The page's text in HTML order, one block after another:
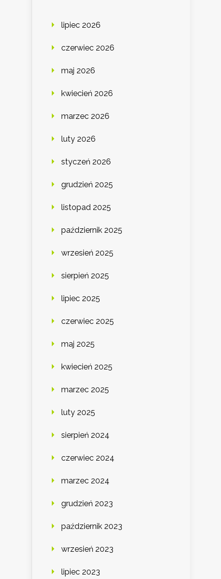
lipiec 2026
czerwiec 2026
maj 2026
kwiecień 2026
marzec 2026
luty 2026
styczeń 2026
grudzień 2025
listopad 2025
październik 2025
wrzesień 2025
sierpień 2025
lipiec 2025
czerwiec 2025
maj 2025
kwiecień 2025
marzec 2025
luty 2025
sierpień 2024
czerwiec 2024
marzec 2024
grudzień 2023
październik 2023
wrzesień 2023
lipiec 2023